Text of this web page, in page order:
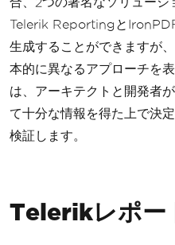
Telerik Reportingと
生成することができますが
本的に異なるアプローチを
は、アーキテクトと開発者
て十分な情報を得た上で決
検証します。
Telerikレポー